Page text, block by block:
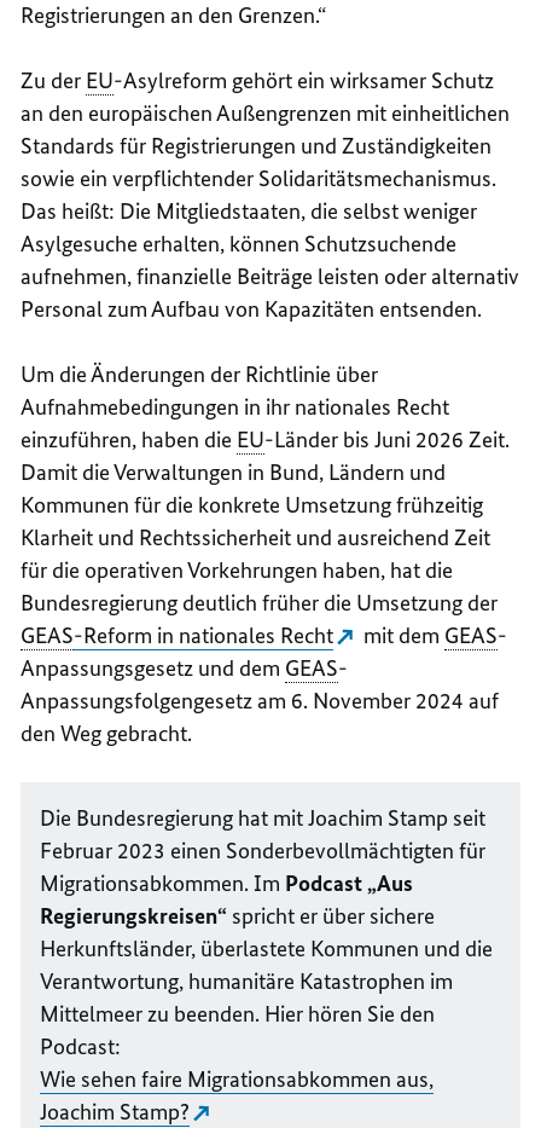
Registrierungen an den Grenzen.“
Zu der EU-Asylreform gehört ein wirksamer Schutz
an den europäischen Außengrenzen mit einheitlichen
Standards für Registrierungen und Zuständigkeiten
sowie ein verpflichtender Solidaritätsmechanismus.
Das heißt: Die Mitgliedstaaten, die selbst weniger
Asylgesuche erhalten, können Schutzsuchende
aufnehmen, finanzielle Beiträge leisten oder alternativ
Personal zum Aufbau von Kapazitäten entsenden.
Um die Änderungen der Richtlinie über
Aufnahmebedingungen in ihr nationales Recht
einzuführen, haben die EU-Länder bis Juni 2026 Zeit.
Damit die Verwaltungen in Bund, Ländern und
Kommunen für die konkrete Umsetzung frühzeitig
Klarheit und Rechtssicherheit und ausreichend Zeit
für die operativen Vorkehrungen haben, hat die
Bundesregierung deutlich früher die Umsetzung der
GEAS-Reform in nationales Recht mit dem GEAS-
Anpassungsgesetz und dem GEAS-
Anpassungsfolgengesetz am 6. November 2024 auf
den Weg gebracht.
Die Bundesregierung hat mit Joachim Stamp seit
Februar 2023 einen Sonderbevollmächtigten für
Migrationsabkommen. Im Podcast „Aus
Regierungskreisen“ spricht er über sichere
Herkunftsländer, überlastete Kommunen und die
Verantwortung, humanitäre Katastrophen im
Mittelmeer zu beenden. Hier hören Sie den
Podcast:
Wie sehen faire Migrationsabkommen aus,
Joachim Stamp?